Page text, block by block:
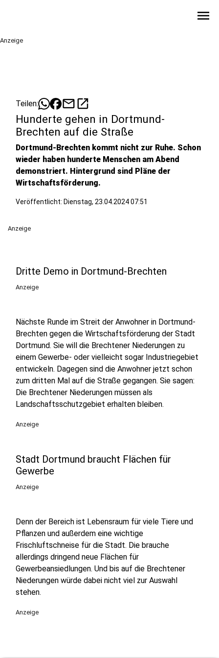
menu
Anzeige
Teilen: mailopen_in_new
Hunderte gehen in Dortmund-
Brechten auf die Straße
Dortmund-Brechten kommt nicht zur Ruhe. Schon
wieder haben hunderte Menschen am Abend
demonstriert. Hintergrund sind Pläne der
Wirtschaftsförderung.
Veröffentlicht: Dienstag, 23.04.2024 07:51
Anzeige
Dritte Demo in Dortmund-Brechten
Anzeige
Nächste Runde im Streit der Anwohner in Dortmund-
Brechten gegen die Wirtschaftsförderung der Stadt
Dortmund. Sie will die Brechtener Niederungen zu
einem Gewerbe- oder vielleicht sogar Industriegebiet
entwickeln. Dagegen sind die Anwohner jetzt schon
zum dritten Mal auf die Straße gegangen. Sie sagen:
Die Brechtener Niederungen müssen als
Landschaftsschutzgebiet erhalten bleiben.
Anzeige
Stadt Dortmund braucht Flächen für
Gewerbe
Anzeige
Denn der Bereich ist Lebensraum für viele Tiere und
Pflanzen und außerdem eine wichtige
Frischluftschneise für die Stadt. Die brauche
allerdings dringend neue Flächen für
Gewerbeansiedlungen. Und bis auf die Brechtener
Niederungen würde dabei nicht viel zur Auswahl
stehen.
Anzeige